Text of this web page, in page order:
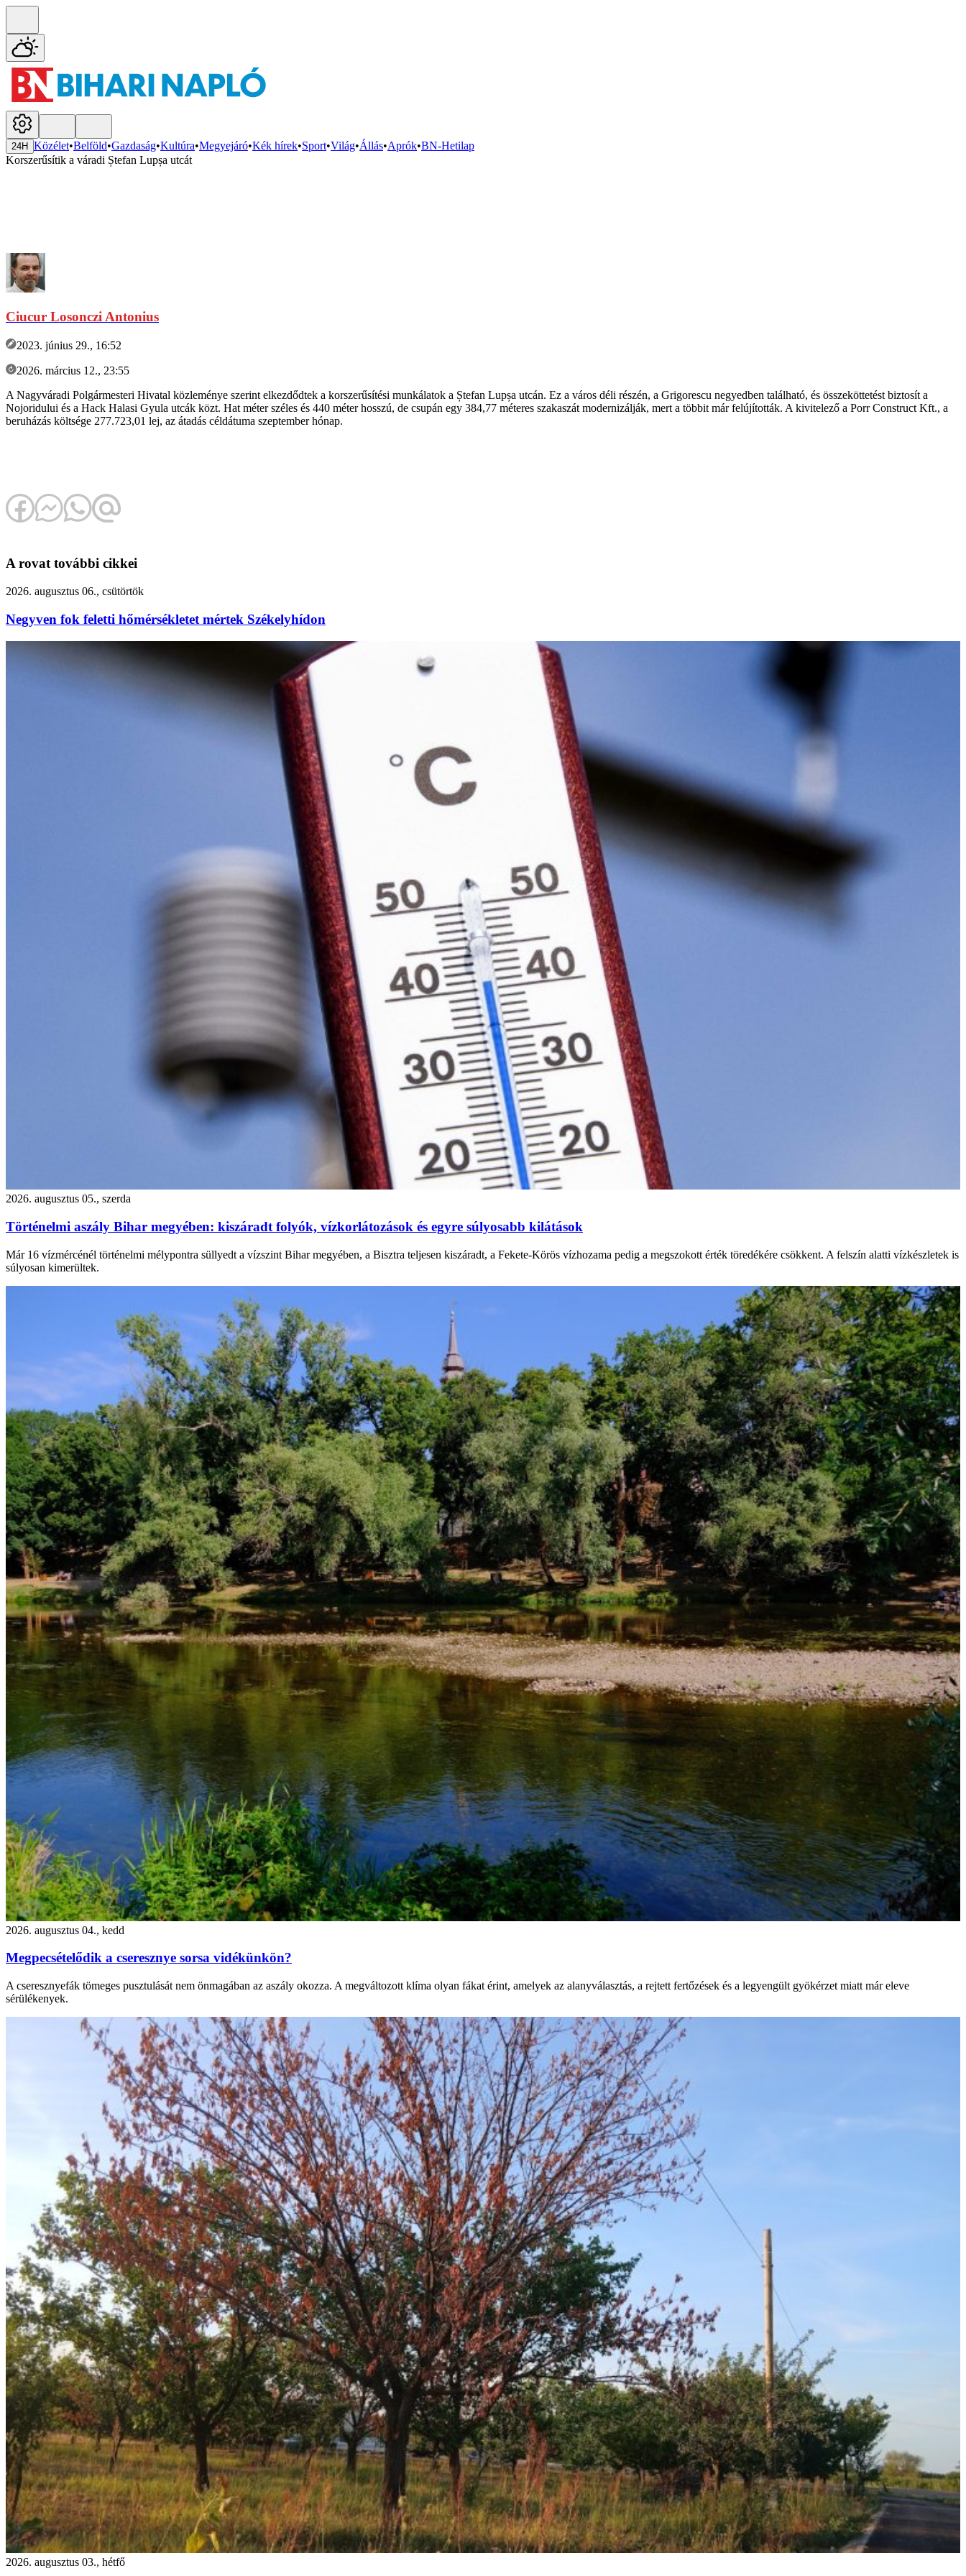
24H Közélet•Belföld•Gazdaság•Kultúra•Megyejáró•Kék hírek•Sport•Világ•Állás•Aprók•BN-Hetilap
Korszerűsítik a váradi Ștefan Lupșa utcát
Ciucur Losonczi Antonius
2023. június 29., 16:52
2026. március 12., 23:55
A Nagyváradi Polgármesteri Hivatal közleménye szerint elkezdődtek a korszerűsítési munkálatok a Ștefan Lupșa utcán. Ez a város déli részén, a Grigorescu negyedben található, és összeköttetést biztosít a
Nojoridului és a Hack Halasi Gyula utcák közt. Hat méter széles és 440 méter hosszú, de csupán egy 384,77 méteres szakaszát modernizálják, mert a többit már felújították. A kivitelező a Porr Construct Kft., a
beruházás költsége 277.723,01 lej, az átadás céldátuma szeptember hónap.
A rovat további cikkei
2026. augusztus 06., csütörtök
Negyven fok feletti hőmérsékletet mértek Székelyhídon
2026. augusztus 05., szerda
Történelmi aszály Bihar megyében: kiszáradt folyók, vízkorlátozások és egyre súlyosabb kilátások
Már 16 vízmércénél történelmi mélypontra süllyedt a vízszint Bihar megyében, a Bisztra teljesen kiszáradt, a Fekete-Körös vízhozama pedig a megszokott érték töredékére csökkent. A felszín alatti vízkészletek is
súlyosan kimerültek.
2026. augusztus 04., kedd
Megpecsételődik a cseresznye sorsa vidékünkön?
A cseresznyefák tömeges pusztulását nem önmagában az aszály okozza. A megváltozott klíma olyan fákat érint, amelyek az alanyválasztás, a rejtett fertőzések és a legyengült gyökérzet miatt már eleve
sérülékenyek.
2026. augusztus 03., hétfő